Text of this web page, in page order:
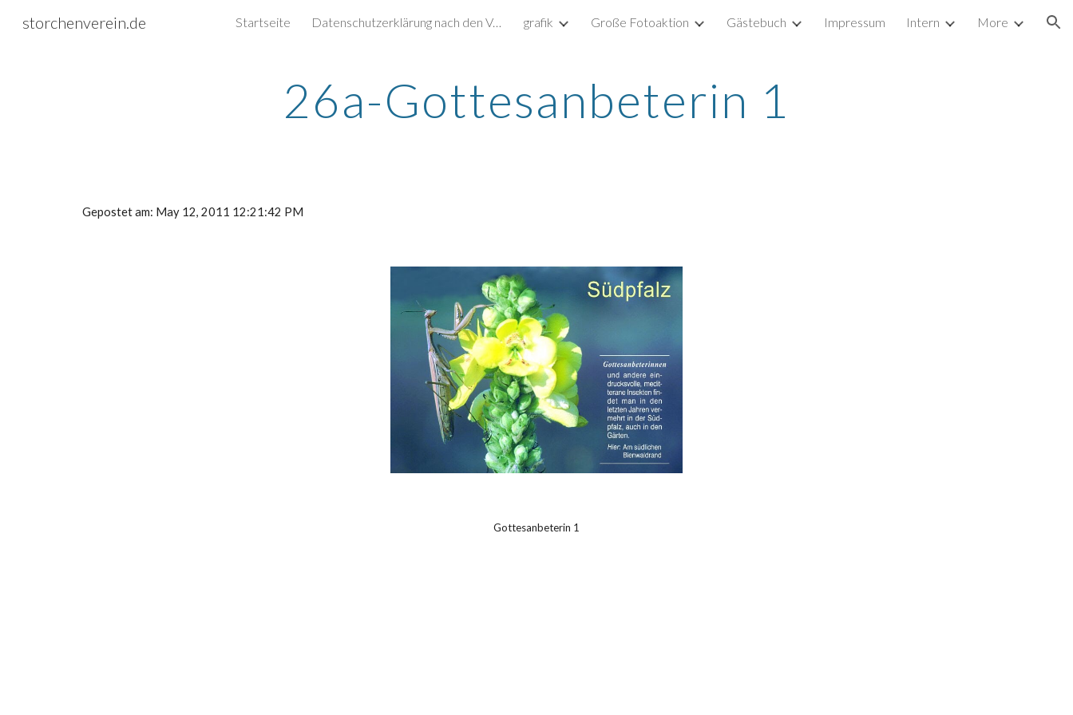
Skip to main content Skip to navigation
storchenverein.de Startseite Datenschutzerklärung nach den Vorgaben der DSGVO grafik Große Fotoaktion Gästebuch Impressum Intern More
26a-Gottesanbeterin 1
Gepostet am: May 12, 2011 12:21:42 PM
Gottesanbeterin 1